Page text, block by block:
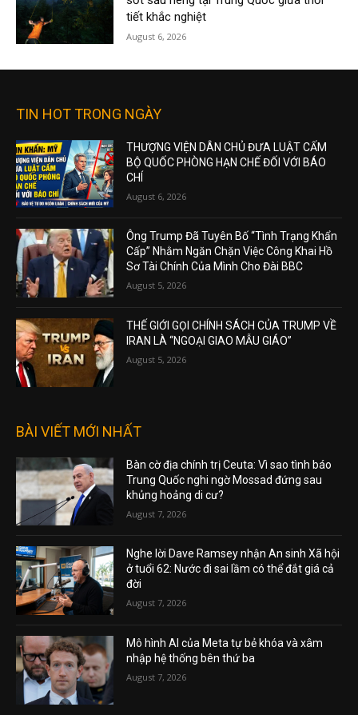
tiết khắc nghiệt
August 6, 2026
TIN HOT TRONG NGÀY
THƯỢNG VIỆN DÂN CHỦ ĐƯA LUẬT CẤM
BỘ QUỐC PHÒNG HẠN CHẾ ĐỐI VỚI BÁO
CHÍ
August 6, 2026
Ông Trump Đã Tuyên Bố “Tình Trạng Khẩn
Cấp” Nhằm Ngăn Chặn Việc Công Khai Hồ
Sơ Tài Chính Của Mình Cho Đài BBC
August 5, 2026
THẾ GIỚI GỌI CHÍNH SÁCH CỦA TRUMP VỀ
IRAN LÀ “NGOẠI GIAO MẪU GIÁO”
August 5, 2026
BÀI VIẾT MỚI NHẤT
Bàn cờ địa chính trị Ceuta: Vì sao tình báo
Trung Quốc nghi ngờ Mossad đứng sau
khủng hoảng di cư?
August 7, 2026
Nghe lời Dave Ramsey nhận An sinh Xã hội
ở tuổi 62: Nước đi sai lầm có thể đắt giá cả
đời
August 7, 2026
Mô hình AI của Meta tự bẻ khóa và xâm
nhập hệ thống bên thứ ba
August 7, 2026